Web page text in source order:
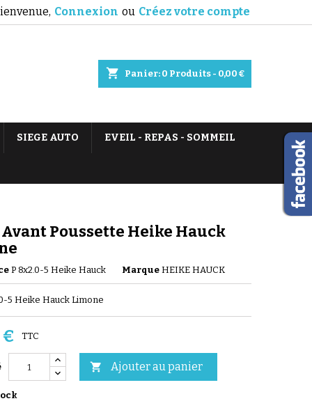
Connexion ou Créez votre compte
shopping_cart Panier: 0 Produits - 0,00 €
SIEGE AUTO EVEIL - REPAS - SOMMEIL
Poussette Heike Hauck
P 8x2.0-5 Heike Hauck Marque HEIKE HAUCK
5 Heike Hauck Limone
€ TTC
 Ajouter au panier